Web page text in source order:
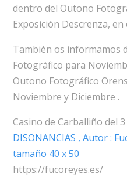
dentro del Outono
Exposición Descrenza,
También os informamos
Fotográfico para
Outono Fotográfico
Noviembre y Diciembre .
Casino de Carballiño del
DISONANCIAS , Autor :
tamaño 40 x 50
https://fucoreyes.es/